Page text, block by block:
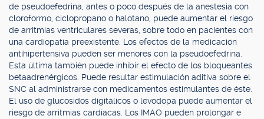
de pseudoefedrina, antes o poco después de la anestesia con
cloroformo, ciclopropano o halotano, puede aumentar el riesgo
de arritmias ventriculares severas, sobre todo en pacientes con
una cardiopatía preexistente. Los efectos de la medicación
antihipertensiva pueden ser menores con la pseudoefedrina.
Esta última también puede inhibir el efecto de los bloqueantes
betaadrenérgicos. Puede resultar estimulación aditiva sobre el
SNC al administrarse con medicamentos estimulantes de éste.
El uso de glucósidos digitálicos o levodopa puede aumentar el
riesgo de arritmias cardíacas. Los IMAO pueden prolongar e